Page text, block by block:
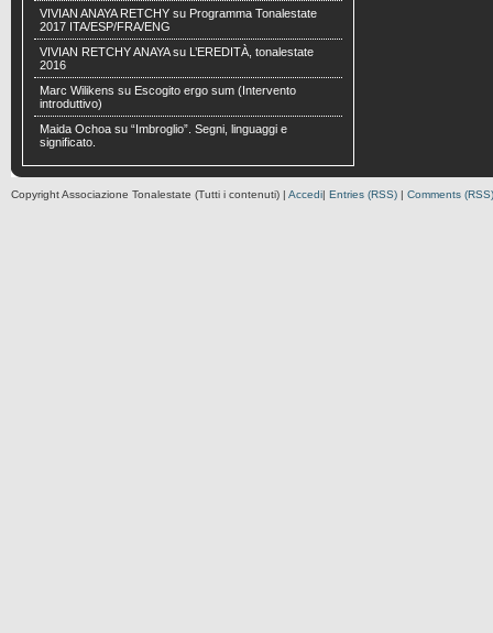
VIVIAN ANAYA RETCHY su Programma Tonalestate
2017 ITA/ESP/FRA/ENG
VIVIAN RETCHY ANAYAsu
L’EREDITÀ, tonalestate
2016
Marc Wilikens su Escogito ergo sum (Intervento
introduttivo)
Maida Ochoa su “Imbroglio”. Segni, linguaggi e
significato.
Copyright Associazione Tonalestate (Tutti i contenuti) | Accedi| Entries (RSS) | Comments (RSS)